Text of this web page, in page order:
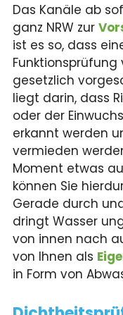
Das Kanäle ab
ganz NRW zur
ist es so, dass
Funktionsprüfung
gesetzlich
liegt darin, dass
oder der
erkannt werden
vermieden
Moment etwas
können Sie
Gerade durch
dringt Wasser
von innen nach
von Ihnen als
in Form von